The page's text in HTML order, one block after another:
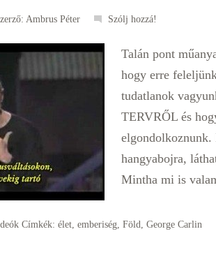
Ambrus Péter Szólj hozzá!
Talán pont
hogy erre
tudatlanok
TERVRŐL és
hangyabojra,
Mintha mi is
Címkék: élet, emberiség, Föld George Carlin